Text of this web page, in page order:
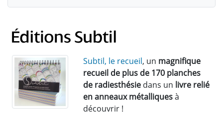
Subtil, le recueil, un magnifique
recueil de plus de 170 planches
de radiesthésie dans un livre relié
en anneaux métalliquesà
découvrir !